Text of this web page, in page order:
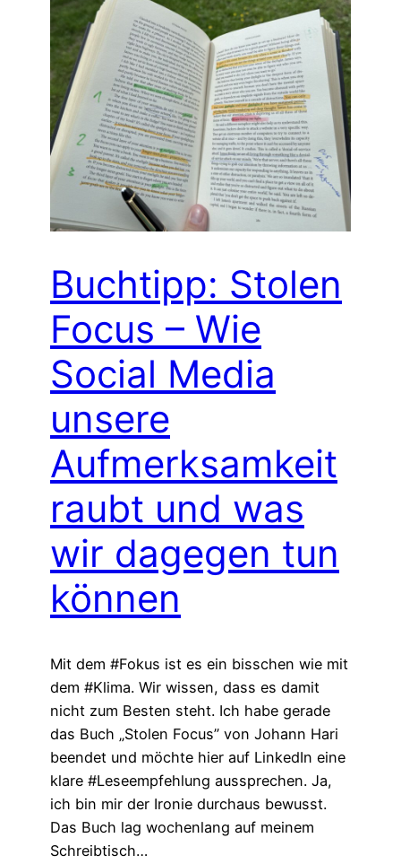
Buchtipp: Stolen
Focus – Wie
Social Media
unsere
Aufmerksamkeit
raubt und was
wir dagegen tun
können
Mit dem #Fokus ist es ein bisschen wie mit
dem #Klima. Wir wissen, dass es damit
nicht zum Besten steht. Ich habe gerade
das Buch „Stolen Focus” von Johann Hari
beendet und möchte hier auf LinkedIn eine
klare #Leseempfehlung aussprechen. Ja,
ich bin mir der Ironie durchaus bewusst.
Das Buch lag wochenlang auf meinem
Schreibtisch…